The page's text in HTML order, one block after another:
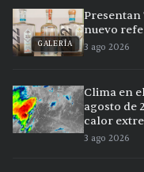
GALERÍA
Presentan
nuevo
3 ago 2026
Clima en
agosto de
calor
3 ago 2026